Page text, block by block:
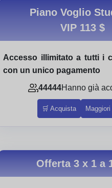
Piano Voglio
VIP 113 $
Accesso illimitato a tutti i
con un unico pagamento
44444Hanno già
🛒 Acquista
Offerta 3 x 1 a